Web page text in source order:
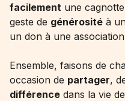
facilement une
geste de générosité à
un don à une
Ensemble, faisons de
occasion de partager,
différence dans la vie